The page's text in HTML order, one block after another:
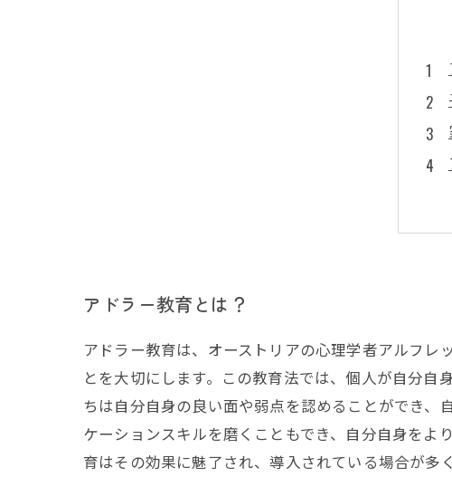
アドラー教育とは？
アドラー教育は、オーストリアの心理学者アルフ
とを大切にします。この教育法では、個人が自分
ちは自分自身の良い面や弱点を認めることができ
ケーションスキルを磨くこともでき、自分自身をよ
育はその効果に魅了され、導入されている場合が多